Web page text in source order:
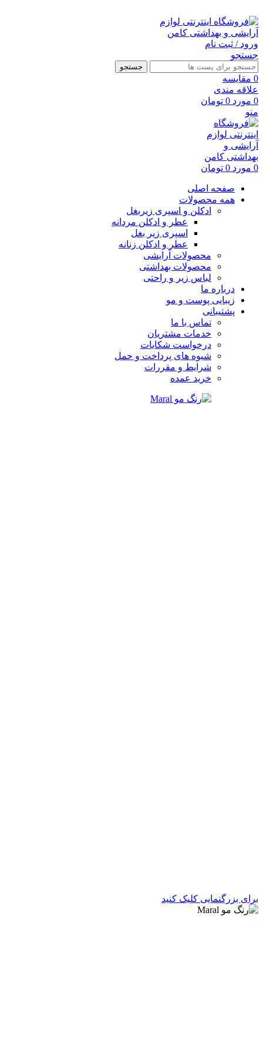
ورود / ثبت نام
جستجو
جستجو
0 مقايسه
علاقه مندی
0 مورد 0 تومان
منو
0 مورد 0 تومان
صفحه اصلی
همه محصولات
ادکلن و اسپری زیربغل
عطر و ادکلن مردانه
اسپری زیر بغل
عطر و ادکلن زنانه
محصولات آرایشی
محصولات بهداشتی
لباس زیر و راحتی
درباره ما
زیبایی پوست و مو
پشتیبانی
تماس با ما
خدمات مشتریان
درخواست شکایات
شیوه های پرداخت و حمل
شرایط و مقررات
خرید عمده
برای بزرگنمایی کلیک کنید